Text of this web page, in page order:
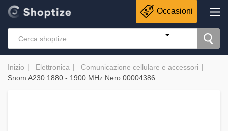
Occasioni
Inizio Elettronica
Comunicazione cellulare e accessori
Snom A230 1880 - 1900 MHz Nero 00004386